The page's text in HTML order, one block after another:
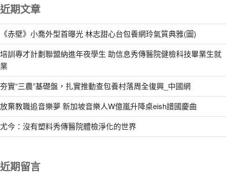
近期文章
《赤壁》小喬外型首曝光 林志甜心台包養網玲氣質典雅(圖)
培訓專才計劃聯盟納進年夜學生 助信息秀傳醫院健檢科技畢業生就
業
夯實“三農”基礎盤，扎實推動查包養村落周全復興_中國網
放棄教職追音樂夢 新加坡音樂人W億嵐升降桌eish譜國慶曲
尤今：沒有塑料秀傳醫院體檢淨化的世界
近期留言